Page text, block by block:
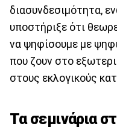
διασυνδεσιμότητα,
υποστήριξε ότι
να ψηφίσουμε με
που ζουν στο
στους εκλογικούς
Τα σεμινάρια